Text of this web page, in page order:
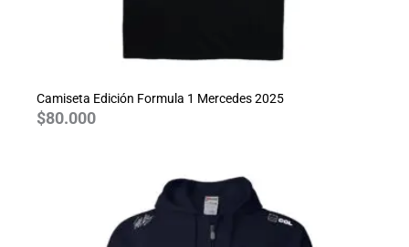
Camiseta Edición Formula 1 Mercedes 2025
$80.000